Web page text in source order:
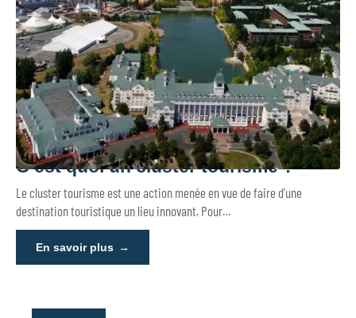
C’est quoi un cluster tourisme ?
Le cluster tourisme est une action menée en vue de faire d’une
destination touristique un lieu innovant. Pour…
En savoir plus